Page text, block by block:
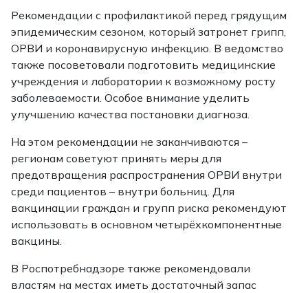
Рекомендации с профилактикой перед грядущим
эпидемическим сезоном, который затронет грипп,
ОРВИ и коронавирусную инфекцию. В ведомство
также посоветовали подготовить медицинские
учреждения и лаборатории к возможному росту
заболеваемости. Особое внимание уделить
улучшению качества постановки диагноза.
На этом рекомендации не заканчиваются –
регионам советуют принять меры для
предотвращения распространения ОРВИ внутри
среди пациентов – внутри больниц. Для
вакцинации граждан и групп риска рекомендуют
использовать в основном четырёхкомпонентные
вакцины.
В Роспотребнадзоре также рекомендовали
властям на местах иметь достаточный запас